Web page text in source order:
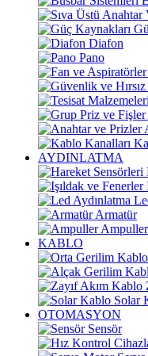
Diafon
Pano
AYDINLATMA
Armatür
Ampuller
KABLO
Solar
OTOMASYON
Sensör